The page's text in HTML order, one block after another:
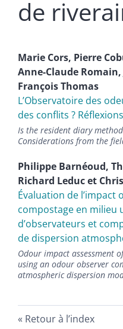
de
Marie Cors, Pierre
Anne-Claude Romain,
FrançoisThomas
L’Observatoire des
des conflits ?
Is the resident diary
Considerations from the
Philippe Barnéoud,
Richard Leducet
Évaluation de lʼimpact
compostage en milieu
dʼobservateurs et
de dispersion
Odour impact assessment
using an odour observer
atmospheric dispersion
Retour à l’index